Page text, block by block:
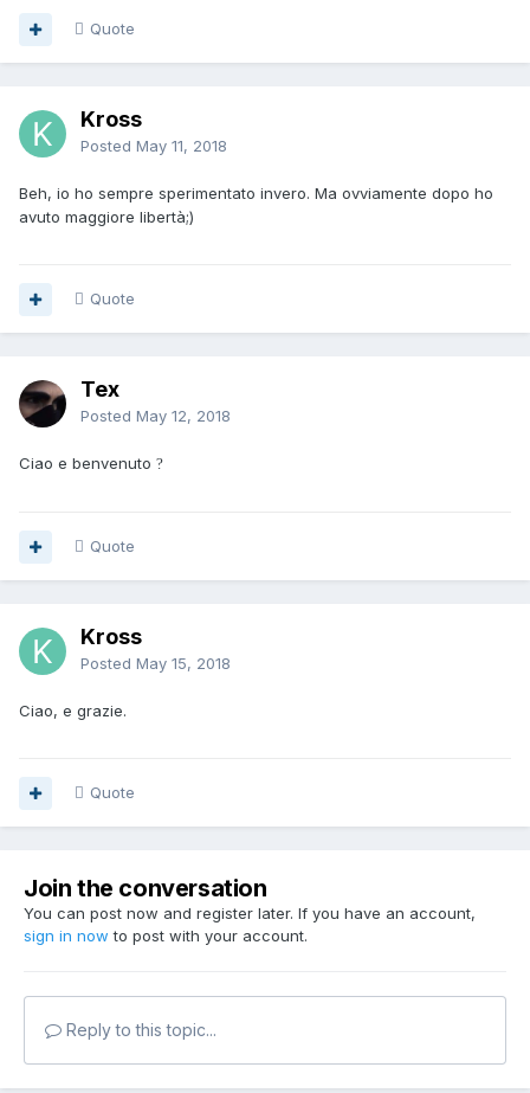
Quote
Kross
Posted May 11, 2018
Beh, io ho sempre sperimentato invero. Ma ovviamente dopo ho
avuto maggiore libertà;)
Quote
Tex
Posted May 12, 2018
Ciao e benvenuto ?
Quote
Kross
Posted May 15, 2018
Ciao, e grazie.
Quote
Join the conversation
You can post now and register later. If you have an account,
sign in now to post with your account.
Reply to this topic...